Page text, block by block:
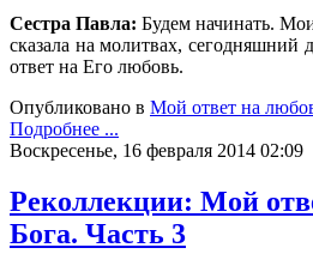
Сестра Павла: Будем начинать.
сказала на молитвах, сегодняшний
ответ на Его любовь.
Опубликовано в Мой ответ на
Подробнее ...
Воскресенье, 16 февраля 2014 02:09
Реколлекции: Мой
Бога. Часть 3